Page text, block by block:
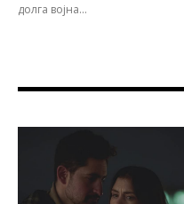
долга војна...